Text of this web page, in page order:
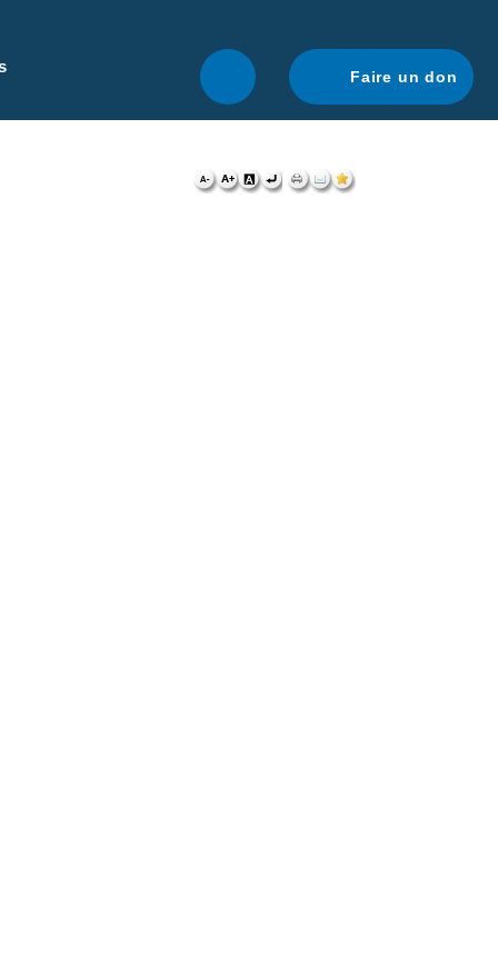
navigation optimale.
Faire un don